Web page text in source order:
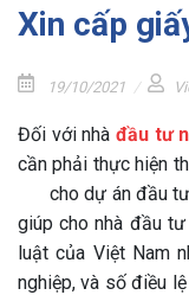
Xin cấp
19/10/2021
Đối với nhà đầu tư
cần phải thực hiện
cho dự án đầu
giúp cho nhà đầu
luật của Việt Nam
nghiệp, và số điều